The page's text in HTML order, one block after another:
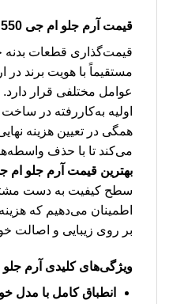
قیمت آرم جلو ام جی 550
قیمت‌گذاری قطعات بدنه
مستقیماً با هویت برند در
عوامل مختلفی قرار
اولیه به‌کاررفته در
همگی در تعیین هزینه
می‌کند تا با حذف
بهترین قیمت آرم جلو ام جی
سطح کیفیت به دست
اطمینان می‌دهیم که
بر روی زیبایی و اصالت
ویژگی‌های کلیدی آرم جلو
انطباق کامل با مدل